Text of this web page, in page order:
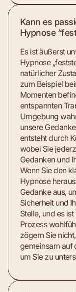
Kann es
Hypnose
Es ist äußerst
Hypnose
natürlicher
zum Beispiel
Momenten
entspannten
Umgebung
unsere
entsteht durch
wobei Sie
Gedanken und
Wenn Sie den
Hypnose
Gedanke aus,
Sicherheit und
Stelle, und es
Prozess
zögern Sie
gemeinsam auf
um Sie zu